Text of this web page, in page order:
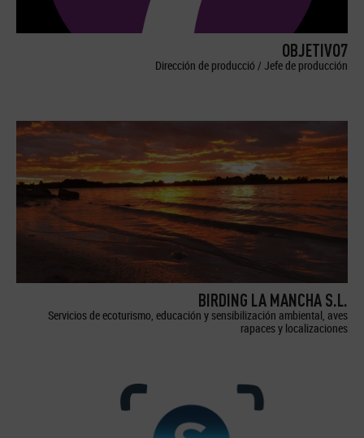
OBJETIVO7
Dirección de producció / Jefe de producción
BIRDING LA MANCHA S.L.
Servicios de ecoturismo, educación y sensibilización ambiental, aves
rapaces y localizaciones